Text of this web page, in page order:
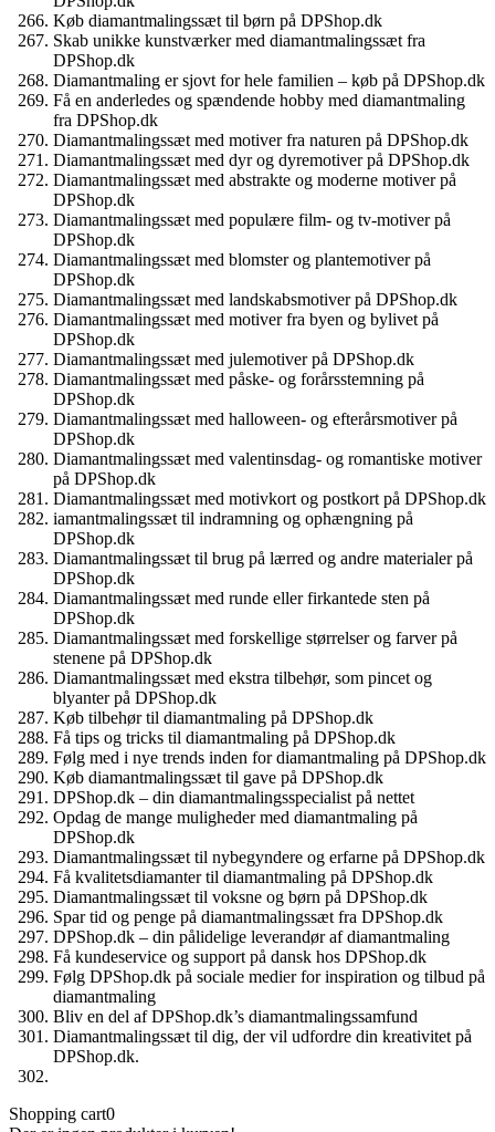
Køb diamantmalingssæt til børn på DPShop.dk
Skab unikke kunstværker med diamantmalingssæt fra
DPShop.dk
Diamantmaling er sjovt for hele familien – køb på DPShop.dk
Få en anderledes og spændende hobby med diamantmaling
fra DPShop.dk
Diamantmalingssæt med motiver fra naturen på DPShop.dk
Diamantmalingssæt med dyr og dyremotiver på DPShop.dk
Diamantmalingssæt med abstrakte og moderne motiver på
DPShop.dk
Diamantmalingssæt med populære film- og tv-motiver på
DPShop.dk
Diamantmalingssæt med blomster og plantemotiver på
DPShop.dk
Diamantmalingssæt med landskabsmotiver på DPShop.dk
Diamantmalingssæt med motiver fra byen og bylivet på
DPShop.dk
Diamantmalingssæt med julemotiver på DPShop.dk
Diamantmalingssæt med påske- og forårsstemning på
DPShop.dk
Diamantmalingssæt med halloween- og efterårsmotiver på
DPShop.dk
Diamantmalingssæt med valentinsdag- og romantiske motiver
på DPShop.dk
Diamantmalingssæt med motivkort og postkort på DPShop.dk
iamantmalingssæt til indramning og ophængning på
DPShop.dk
Diamantmalingssæt til brug på lærred og andre materialer på
DPShop.dk
Diamantmalingssæt med runde eller firkantede sten på
DPShop.dk
Diamantmalingssæt med forskellige størrelser og farver på
stenene på DPShop.dk
Diamantmalingssæt med ekstra tilbehør, som pincet og
blyanter på DPShop.dk
Køb tilbehør til diamantmaling på DPShop.dk
Få tips og tricks til diamantmaling på DPShop.dk
Følg med i nye trends inden for diamantmaling på DPShop.dk
Køb diamantmalingssæt til gave på DPShop.dk
DPShop.dk – din diamantmalingsspecialist på nettet
Opdag de mange muligheder med diamantmaling på
DPShop.dk
Diamantmalingssæt til nybegyndere og erfarne på DPShop.dk
Få kvalitetsdiamanter til diamantmaling på DPShop.dk
Diamantmalingssæt til voksne og børn på DPShop.dk
Spar tid og penge på diamantmalingssæt fra DPShop.dk
DPShop.dk – din pålidelige leverandør af diamantmaling
Få kundeservice og support på dansk hos DPShop.dk
Følg DPShop.dk på sociale medier for inspiration og tilbud på
diamantmaling
Bliv en del af DPShop.dk’s diamantmalingssamfund
Diamantmalingssæt til dig, der vil udfordre din kreativitet på
DPShop.dk.
Shopping cart0